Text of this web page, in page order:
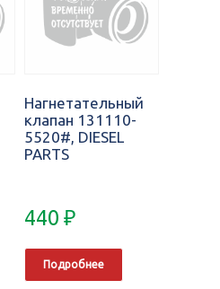
Нагнетательный
клапан 131110-
5520#, DIESEL
PARTS
440₽
Подробнее